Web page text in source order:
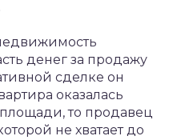
денег за продажу
сделке он
оказалась
то продавец
не хватает до